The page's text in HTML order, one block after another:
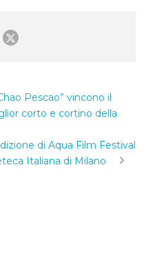
Pescao” vincono il
corto e cortino della
di Aqua Film Festival
Italiana di Milano